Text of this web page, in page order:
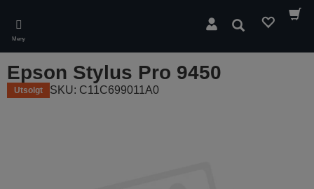
main
content
Meny
Søk
Epson Stylus Pro 9450
Utsolgt SKU: C11C699011A0